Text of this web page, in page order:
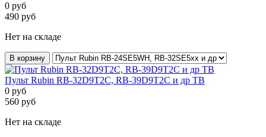
0 руб
490 руб
Нет на складе
В корзину
Пульт Rubin RB-32D9T2C, RB-39D9T2C и др ТВ
0 руб
560 руб
Нет на складе